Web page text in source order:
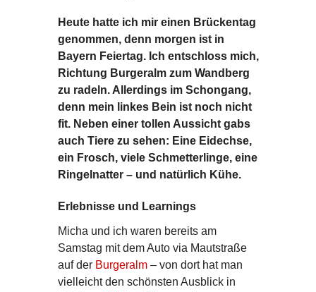
Heute hatte ich mir einen Brückentag
genommen, denn morgen ist in
Bayern Feiertag. Ich entschloss mich,
Richtung Burgeralm zum Wandberg
zu radeln. Allerdings im Schongang,
denn mein linkes Bein ist noch nicht
fit. Neben einer tollen Aussicht gabs
auch Tiere zu sehen: Eine Eidechse,
ein Frosch, viele Schmetterlinge, eine
Ringelnatter – und natürlich Kühe.
Erlebnisse und Learnings
Micha und ich waren bereits am
Samstag mit dem Auto via Mautstraße
auf der Burgeralm– von dort hat man
vielleicht den schönsten Ausblick in